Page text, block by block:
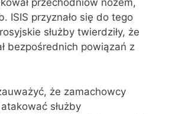
przechodniów nożem,
ISIS przyznało się do tego
służby twierdziły, że
bezpośrednich powiązań z
że zamachowcy
służby